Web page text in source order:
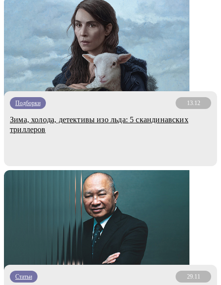
Подборки 13.12
Зима, холода, детективы изо льда: 5 скандинавских
триллеров
Статьи 29.11